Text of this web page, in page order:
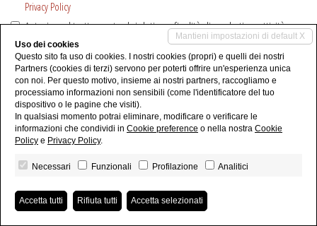
Privacy Policy
Autorizzo al trattamento dei dati per finalità di marketing, attività
promozionali, offerte commerciali ed indagini di mercato.
Invia
DRAGONI - Studio Immobiliare - P.IVA 09608670015 -
Powered by
Mantieni impostazioni di default X
Uso dei cookies
Questo sito fa uso di cookies. I nostri cookies (propri) e quelli dei nostri
Partners (cookies di terzi) servono per poterti offrire un'esperienza unica
con noi. Per questo motivo, insieme ai nostri partners, raccogliamo e
processiamo informazioni non sensibili (come l'identificatore del tuo
dispositivo o le pagine che visiti).
In qualsiasi momento potrai eliminare, modificare o verificare le
informazioni che condividi in Cookie preference o nella nostra Cookie
Policy e Privacy Policy.
Necessari Funzionali Profilazione Analitici
Accetta tutti Rifiuta tutti Accetta selezionati